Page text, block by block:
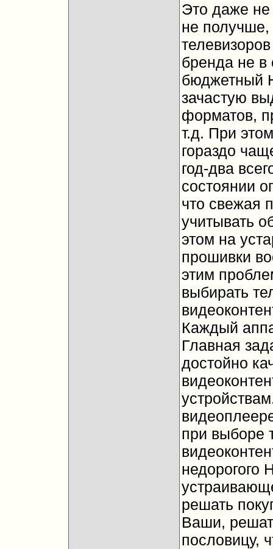
Это даже
не получше,
бренда не в
бюджетный
зачастую
форматов,
т.д. При
гораздо
год-два
состоянии
что свежая
учитывать
этом на
прошивки
этим
выбирать
Каждый
Главная
достойно
при выборе
недорогого
решать
Ваши,
пословицу,